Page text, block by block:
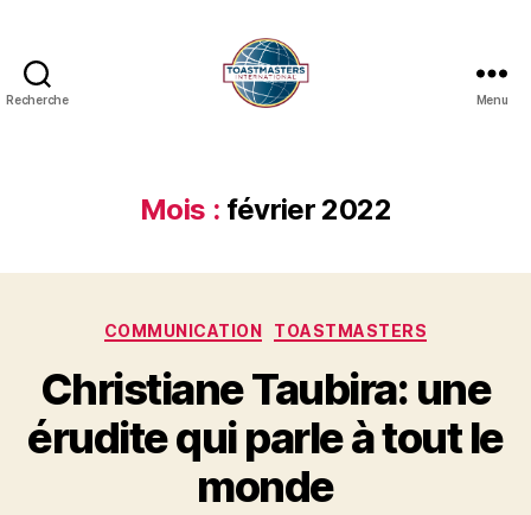
Recherche Menu
Mois : février 2022
COMMUNICATION TOASTMASTERS
Christiane Taubira: une
érudite qui parle à tout le
monde